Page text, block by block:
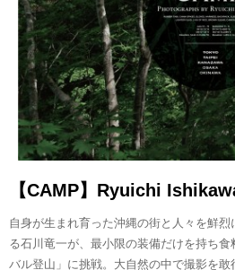
READ
【CAMP】Ryuichi
自身が生まれ育った沖縄の街と人々を鮮
る石川竜一が、最小限の装備だけを持ち
バル登山」に挑戦。大自然の中で撮影を